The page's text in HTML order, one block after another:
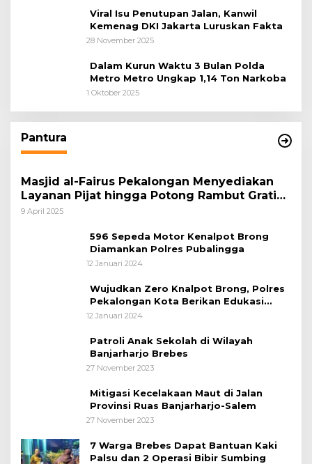
Viral Isu Penutupan Jalan, Kanwil
Kemenag DKI Jakarta Luruskan Fakta
28 November 2025
Dalam Kurun Waktu 3 Bulan Polda
Metro Metro Ungkap 1,14 Ton Narkoba
1 Oktober 2025
Pantura
Masjid al-Fairus Pekalongan Menyediakan
Layanan Pijat hingga Potong Rambut Gratis
bagi Pemudik Lebaran 2025
9 April 2025
596 Sepeda Motor Kenalpot Brong
Diamankan Polres Pubalingga
12 Januari 2024
Wujudkan Zero Knalpot Brong, Polres
Pekalongan Kota Berikan Edukasi
Kepada Pelajar
12 Januari 2024
Patroli Anak Sekolah di Wilayah
Banjarharjo Brebes
27 November 2023
Mitigasi Kecelakaan Maut di Jalan
Provinsi Ruas Banjarharjo-Salem
27 November 2023
7 Warga Brebes Dapat Bantuan Kaki
Palsu dan 2 Operasi Bibir Sumbing